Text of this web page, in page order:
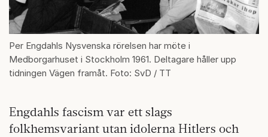
Per Engdahls Nysvenska rörelsen har möte i
Medborgarhuset i Stockholm 1961. Deltagare håller upp
tidningen Vägen framåt. Foto: SvD / TT
Engdahls fascism var ett slags
folkhemsvariant utan idolerna Hitlers och